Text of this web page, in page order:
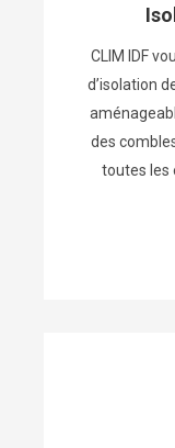
CLIM IDF
d’isolation
des
toutes les